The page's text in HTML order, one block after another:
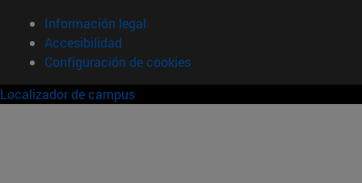
Información legal
Accesibilidad
Configuración de cookies
Localizador de campus